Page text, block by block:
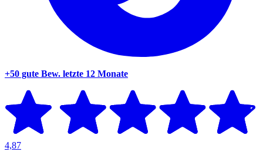
+50 gute Bew. letzte 12 Monate
4,87